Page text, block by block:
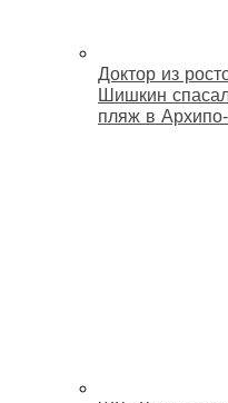
Доктор из
Шишкин
пляж в